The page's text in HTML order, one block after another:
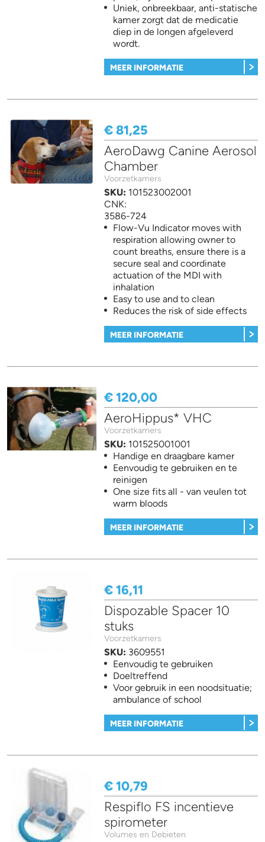
Uniek, onbreekbaar, anti-statische
kamer zorgt dat de medicatie
diep in de longen afgeleverd
wordt.
MEER INFORMATIE
€ 81,25
AeroDawg Canine Aerosol
Chamber
Voorzetkamers
SKU: 101523002001
CNK:
3586-724
Flow-Vu Indicator moves with
respiration allowing owner to
count breaths, ensure there is a
secure seal and coordinate
actuation of the MDI with
inhalation
Easy to use and to clean
Reduces the risk of side effects
MEER INFORMATIE
€ 120,00
AeroHippus* VHC
Voorzetkamers
SKU: 101525001001
Handige en draagbare kamer
Eenvoudig te gebruiken en te
reinigen
One size fits all - van veulen tot
warm bloods
MEER INFORMATIE
€ 16,11
Dispozable Spacer 10
stuks
Voorzetkamers
SKU: 3609551
Eenvoudig te gebruiken
Doeltreffend
Voor gebruik in een noodsituatie;
ambulance of school
MEER INFORMATIE
€ 10,79
Respiflo FS incentieve
spirometer
Volumes en Debieten